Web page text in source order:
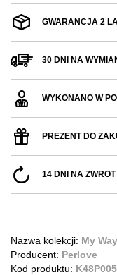
GWARANCJA 2
30 DNI NA
WYKONANO W
PREZENT DO
14 DNI NA ZWROT
Nazwa kolekcji: My Way
Producent: Perlove
Kod produktu: